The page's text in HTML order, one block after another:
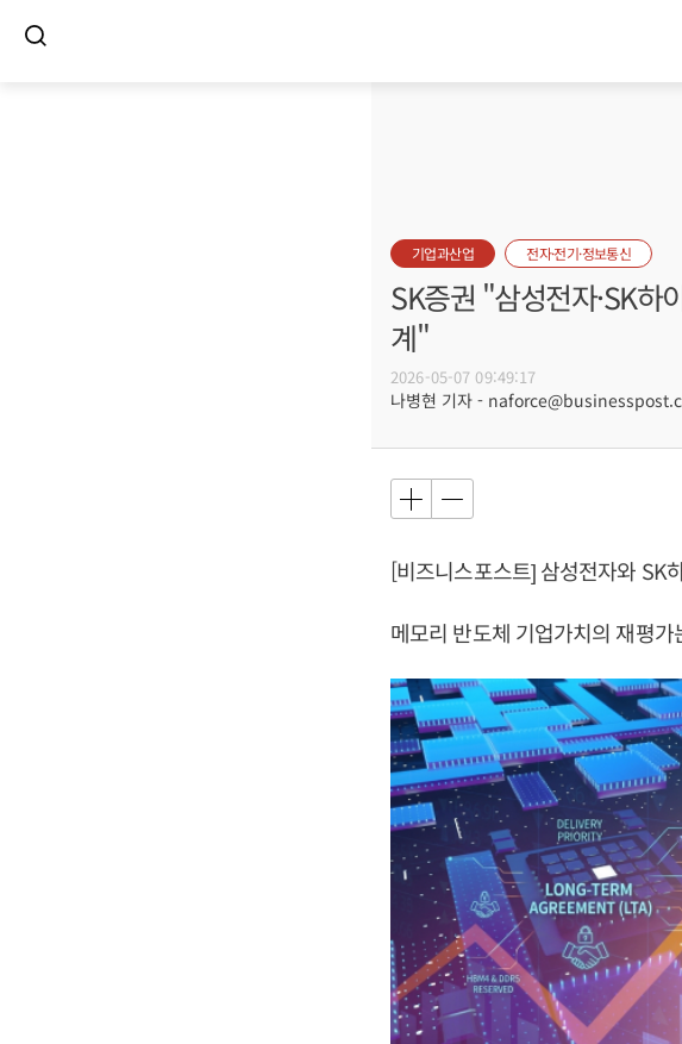
기업과산업 전자·전기·정보통신
SK증권 "삼성전자·SK하
계"
2026-05-07 09:49:17
나병현 기자 -
[비즈니스포스트] 삼성전자와 SK
메모리 반도체 기업가치의 재평